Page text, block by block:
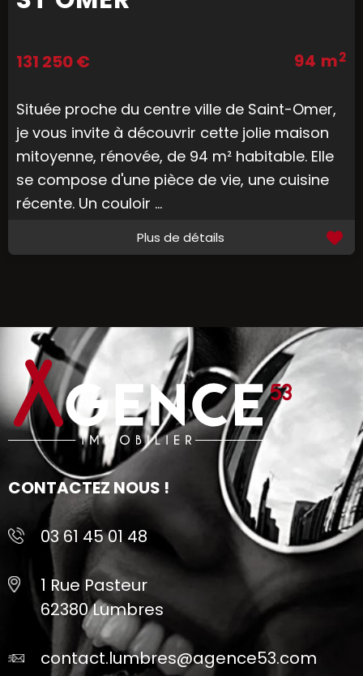
94 m2
131 250 €
Située proche du centre ville de Saint-Omer,
je vous invite à découvrir cette jolie maison
mitoyenne, rénovée, de 94 m² habitable. Elle
se compose d'une pièce de vie, une cuisine
récente. Un couloir ...
Plus de détails
CONTACTEZ NOUS !
03 61 45 01 48
1 Rue Pasteur
62380 Lumbres
contact.lumbres@agence53.com